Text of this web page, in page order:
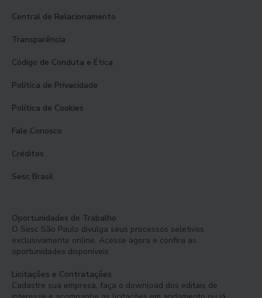
Central de Relacionamento
Transparência
Código de Conduta e Ética
Política de Privacidade
Política de Cookies
Fale Conosco
Créditos
Sesc Brasil
Oportunidades de Trabalho
O Sesc São Paulo divulga seus processos seletivos
exclusivamente online. Acesse agora e confira as
oportunidades disponíveis.
Licitações e Contratações
Cadastre sua empresa, faça o download dos editais de